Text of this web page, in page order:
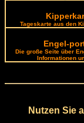
Tageskarte aus den
Engel-
Die große Seite über
Informationen
Nutzen Sie